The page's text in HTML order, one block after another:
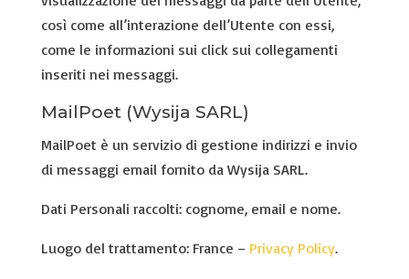
così come all’interazione dell’Utente con essi,
come le informazioni sui click sui collegamenti
inseriti nei messaggi.
MailPoet (Wysija SARL)
MailPoet è un servizio di gestione indirizzi e invio
di messaggi email fornito da Wysija SARL.
Dati Personali raccolti: cognome, email e nome.
Luogo del trattamento: France – Privacy Policy.